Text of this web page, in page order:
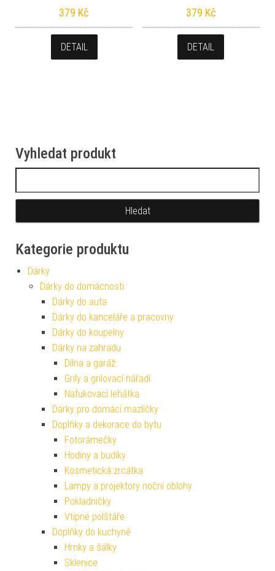
379 Kč
DETAIL
379 Kč
DETAIL
Vyhledat produkt
Kategorie produktu
Dárky
Dárky do domácnosti
Dárky do auta
Dárky do kanceláře a pracovny
Dárky do koupelny
Dárky na zahradu
Dílna a garáž
Grily a grilovací nářadí
Nafukovací lehátka
Dárky pro domácí mazlíčky
Doplňky a dekorace do bytu
Fotorámečky
Hodiny a budíky
Kosmetická zrcátka
Lampy a projektory noční oblohy
Pokladničky
Vtipné polštáře
Doplňky do kuchyně
Hrnky a šálky
Sklenice